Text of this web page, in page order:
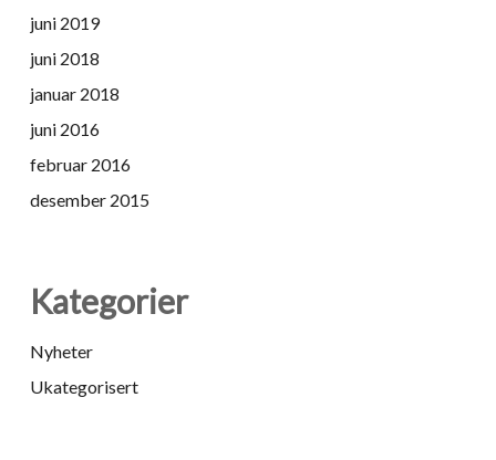
juni 2019
juni 2018
januar 2018
juni 2016
februar 2016
desember 2015
Kategorier
Nyheter
Ukategorisert